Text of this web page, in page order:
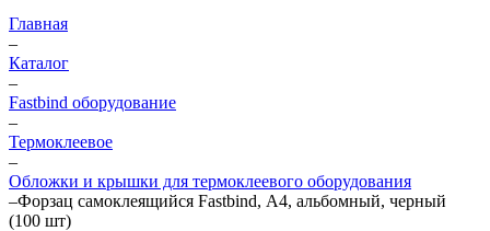
Главная
–
Каталог
–
Fastbind оборудование
–
Термоклеевое
–
Обложки и крышки для термоклеевого оборудования
–Форзац самоклеящийся Fastbind, А4, альбомный, черный
(100 шт)